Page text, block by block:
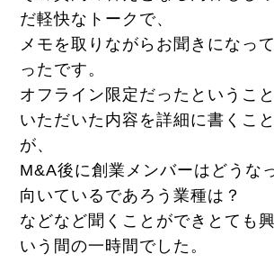
だ軽快なトークで、
メモを取りながらお聞きになっ
ったです。
オフライン限定だったというこ
いただいた内容を詳細に書くこ
が、
M&A後に創業メンバーはどうな
向いているであろう業種は？
などなど聞くことができ とても
いう間の一時間でした。